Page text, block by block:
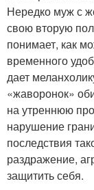
Нередко муж с
свою вторую
понимает, как
временного
дает
«жаворонок»
на утреннюю
нарушение
последствия
раздражение,
защитить себя.